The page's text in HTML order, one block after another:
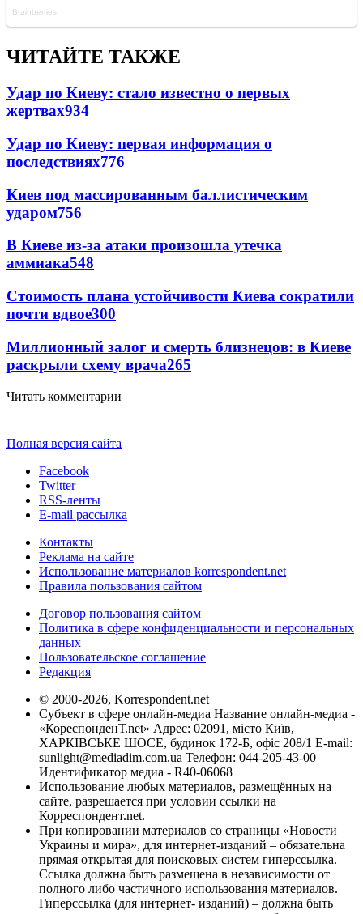
ЧИТАЙТЕ ТАКЖЕ
Удар по Киеву: стало известно о первых
жертвах934
Удар по Киеву: первая информация о
последствиях776
Киев под массированным баллистическим
ударом756
В Киеве из-за атаки произошла утечка
аммиака548
Стоимость плана устойчивости Киева сократили
почти вдвое300
Миллионный залог и смерть близнецов: в Киеве
раскрыли схему врача265
Читать комментарии
Полная версия сайта
Facebook
Twitter
RSS-ленты
E-mail рассылка
Контакты
Реклама на сайте
Использование материалов korrespondent.net
Правила пользования сайтом
Договор пользования сайтом
Политика в сфере конфиденциальности и персональных
данных
Пользовательское соглашение
Редакция
© 2000-2026, Korrespondent.net
Субъект в сфере онлайн-медиа Название онлайн-медиа -
«КореспонденТ.net» Адрес: 02091, місто Київ,
ХАРКІВСЬКЕ ШОСЕ, будинок 172-Б, офіс 208/1 E-mail:
sunlight@mediadim.com.ua Телефон: 044-205-43-00
Идентификатор медиа - R40-06068
Использование любых материалов, размещённых на
сайте, разрешается при условии ссылки на
Корреспондент.net.
При копировании материалов со страницы «Новости
Украины и мира», для интернет-изданий – обязательна
прямая открытая для поисковых систем гиперссылка.
Ссылка должна быть размещена в независимости от
полного либо частичного использования материалов.
Гиперссылка (для интернет- изданий) – должна быть